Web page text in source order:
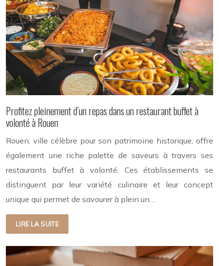
Profitez pleinement d’un repas dans un restaurant buffet à
volonté à Rouen
Rouen, ville célèbre pour son patrimoine historique, offre
également une riche palette de saveurs à travers ses
restaurants buffet à volonté. Ces établissements se
distinguent par leur variété culinaire et leur concept
unique qui permet de savourer à plein un…
LIRE LA SUITE